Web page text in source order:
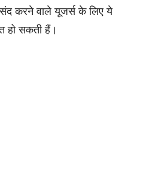
करने वाले यूजर्स के लिए ये
हो सकती हैं।